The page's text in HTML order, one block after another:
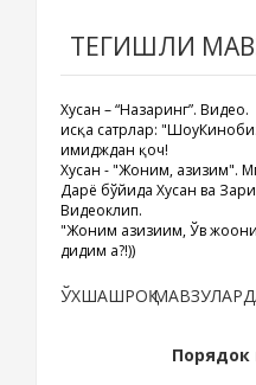
ТЕГИШЛИ
Хусан – “Назаринг”. Видео.
Қисқа сатрлар:
имидждан қоч!
Хусан - "Жоним, азизим".
Дарё бўйида Хусан ва
Видеоклип.
"Жоним азизиим, Ўв
дидим а?!))
ЎХШАШРОҚ